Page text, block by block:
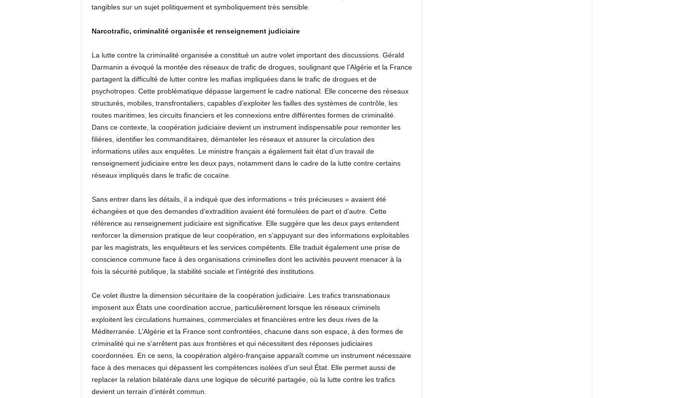
tangibles sur un sujet politiquement et symboliquement très sensible.
Narcotrafic, criminalité organisée et renseignement judiciaire
La lutte contre la criminalité organisée a constitué un autre volet important des discussions. Gérald
Darmanin a évoqué la montée des réseaux de trafic de drogues, soulignant que l’Algérie et la France
partagent la difficulté de lutter contre les mafias impliquées dans le trafic de drogues et de
psychotropes. Cette problématique dépasse largement le cadre national. Elle concerne des réseaux
structurés, mobiles, transfrontaliers, capables d’exploiter les failles des systèmes de contrôle, les
routes maritimes, les circuits financiers et les connexions entre différentes formes de criminalité.
Dans ce contexte, la coopération judiciaire devient un instrument indispensable pour remonter les
filières, identifier les commanditaires, démanteler les réseaux et assurer la circulation des
informations utiles aux enquêtes. Le ministre français a également fait état d’un travail de
renseignement judiciaire entre les deux pays, notamment dans le cadre de la lutte contre certains
réseaux impliqués dans le trafic de cocaïne.
Sans entrer dans les détails, il a indiqué que des informations « très précieuses » avaient été
échangées et que des demandes d’extradition avaient été formulées de part et d’autre. Cette
référence au renseignement judiciaire est significative. Elle suggère que les deux pays entendent
renforcer la dimension pratique de leur coopération, en s’appuyant sur des informations exploitables
par les magistrats, les enquêteurs et les services compétents. Elle traduit également une prise de
conscience commune face à des organisations criminelles dont les activités peuvent menacer à la
fois la sécurité publique, la stabilité sociale et l’intégrité des institutions.
Ce volet illustre la dimension sécuritaire de la coopération judiciaire. Les trafics transnationaux
imposent aux États une coordination accrue, particulièrement lorsque les réseaux criminels
exploitent les circulations humaines, commerciales et financières entre les deux rives de la
Méditerranée. L’Algérie et la France sont confrontées, chacune dans son espace, à des formes de
criminalité qui ne s’arrêtent pas aux frontières et qui nécessitent des réponses judiciaires
coordonnées. En ce sens, la coopération algéro-française apparaît comme un instrument nécessaire
face à des menaces qui dépassent les compétences isolées d’un seul État. Elle permet aussi de
replacer la relation bilatérale dans une logique de sécurité partagée, où la lutte contre les trafics
devient un terrain d’intérêt commun.